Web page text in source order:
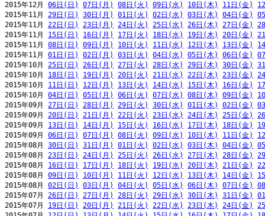
2015年12月 06日(日) 07日(月) 08日(火) 09日(水) 10日(木) 11日(金)
2015年11月 29日(日) 30日(月) 01日(火) 02日(水) 03日(木) 04日(金)
2015年11月 22日(日) 23日(月) 24日(火) 25日(水) 26日(木) 27日(金)
2015年11月 15日(日) 16日(月) 17日(火) 18日(水) 19日(木) 20日(金)
2015年11月 08日(日) 09日(月) 10日(火) 11日(水) 12日(木) 13日(金)
2015年11月 01日(日) 02日(月) 03日(火) 04日(水) 05日(木) 06日(金)
2015年10月 25日(日) 26日(月) 27日(火) 28日(水) 29日(木) 30日(金)
2015年10月 18日(日) 19日(月) 20日(火) 21日(水) 22日(木) 23日(金)
2015年10月 11日(日) 12日(月) 13日(火) 14日(水) 15日(木) 16日(金)
2015年10月 04日(日) 05日(月) 06日(火) 07日(水) 08日(木) 09日(金)
2015年09月 27日(日) 28日(月) 29日(火) 30日(水) 01日(木) 02日(金)
2015年09月 20日(日) 21日(月) 22日(火) 23日(水) 24日(木) 25日(金)
2015年09月 13日(日) 14日(月) 15日(火) 16日(水) 17日(木) 18日(金)
2015年09月 06日(日) 07日(月) 08日(火) 09日(水) 10日(木) 11日(金)
2015年08月 30日(日) 31日(月) 01日(火) 02日(水) 03日(木) 04日(金)
2015年08月 23日(日) 24日(月) 25日(火) 26日(水) 27日(木) 28日(金)
2015年08月 16日(日) 17日(月) 18日(火) 19日(水) 20日(木) 21日(金)
2015年08月 09日(日) 10日(月) 11日(火) 12日(水) 13日(木) 14日(金)
2015年08月 02日(日) 03日(月) 04日(火) 05日(水) 06日(木) 07日(金)
2015年07月 26日(日) 27日(月) 28日(火) 29日(水) 30日(木) 31日(金)
2015年07月 19日(日) 20日(月) 21日(火) 22日(水) 23日(木) 24日(金)